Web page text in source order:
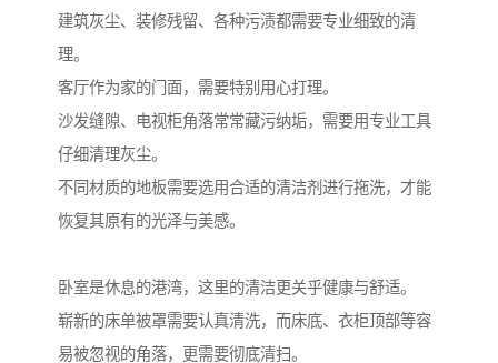
建筑灰尘、装修残留、各种污渍都需要专业细致的清
理。
客厅作为家的门面，需要特别用心打理。
沙发缝隙、电视柜角落常常藏污纳垢，需要用专业工具
仔细清理灰尘。
不同材质的地板需要选用合适的清洁剂进行拖洗，才能
恢复其原有的光泽与美感。
卧室是休息的港湾，这里的清洁更关乎健康与舒适。
崭新的床单被罩需要认真清洗，而床底、衣柜顶部等容
易被忽视的角落，更需要彻底清扫。